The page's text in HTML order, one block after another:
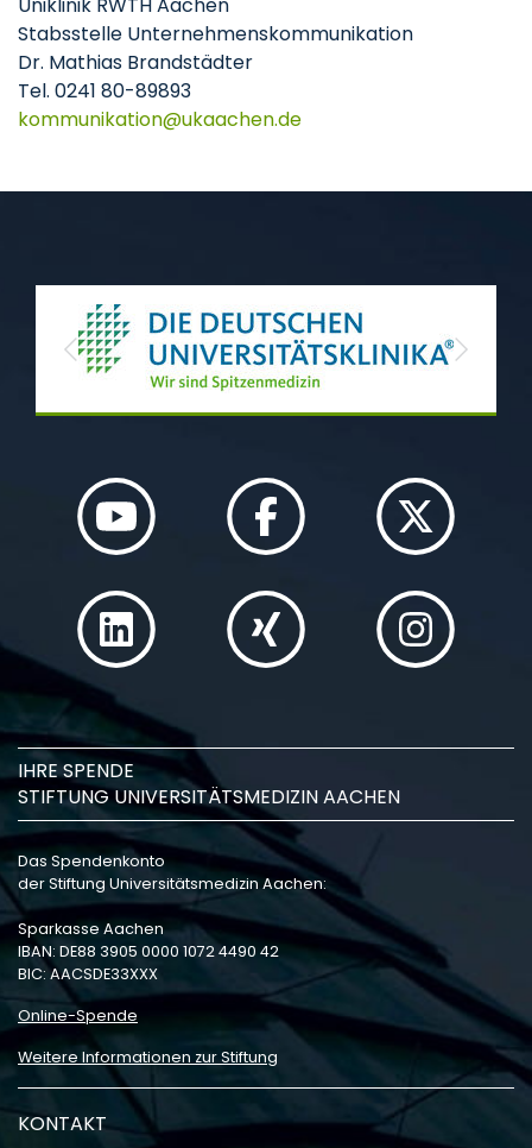
Stabsstelle Unternehmenskommunikation
Dr. Mathias Brandstädter
Tel. 0241 80-89893
kommunikation
ukaachende
Previous Next
IHRE SPENDE
STIFTUNG UNIVERSITÄTSMEDIZIN AACHEN
Das Spendenkonto
der Stiftung Universitätsmedizin Aachen:
Sparkasse Aachen
IBAN: DE88 3905 0000 1072 4490 42
BIC: AACSDE33XXX
Online-Spende
Weitere Informationen zur Stiftung
KONTAKT